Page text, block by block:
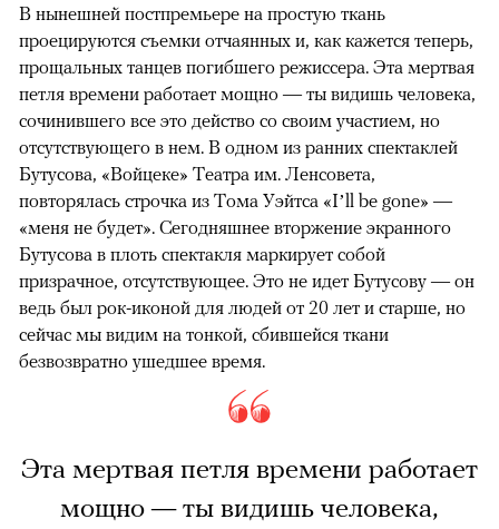
В нынешней постпремьере на простую ткань
проецируются съемки отчаянных и, как кажется теперь,
прощальных танцев погибшего режиссера. Эта мертвая
петля времени работает мощно — ты видишь человека,
сочинившего все это действо со своим участием, но
отсутствующего в нем. В одном из ранних спектаклей
Бутусова, «Войцеке» Театра им. Ленсовета,
повторялась строчка из Тома Уэйтса «I’ll be gone» —
«меня не будет». Сегодняшнее вторжение экранного
Бутусова в плоть спектакля маркирует собой
призрачное, отсутствующее. Это не идет Бутусову — он
ведь был рок-иконой для людей от 20 лет и старше, но
сейчас мы видим на тонкой, сбившейся ткани
безвозвратно ушедшее время.
Эта мертвая петля времени работает
мощно — ты видишь человека,